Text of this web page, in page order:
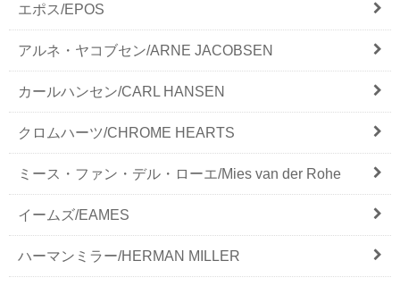
エポス/EPOS
アルネ・ヤコブセン/ARNE JACOBSEN
カールハンセン/CARL HANSEN
クロムハーツ/CHROME HEARTS
ミース・ファン・デル・ローエ/Mies van der Rohe
イームズ/EAMES
ハーマンミラー/HERMAN MILLER